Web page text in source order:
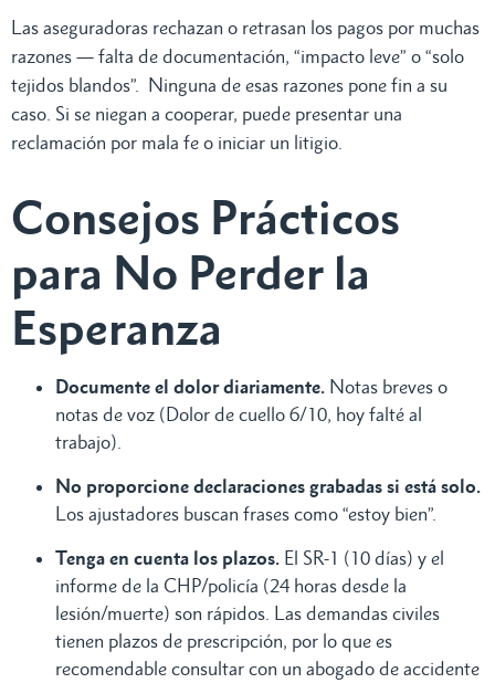
Las aseguradoras rechazan o retrasan los pagos por muchas
razones — falta de documentación, “impacto leve” o “solo
tejidos blandos”. Ninguna de esas razones pone fin a su
caso. Si se niegan a cooperar, puede presentar una
reclamación por mala fe o iniciar un litigio.
Consejos Prácticos
para No Perder la
Esperanza
Documente el dolor diariamente. Notas breves o
notas de voz (Dolor de cuello 6/10, hoy falté al
trabajo).
No proporcione declaraciones grabadas si está solo.
Los ajustadores buscan frases como “estoy bien”.
Tenga en cuenta los plazos. El SR-1 (10 días) y el
informe de la CHP/policía (24 horas desde la
lesión/muerte) son rápidos. Las demandas civiles
tienen plazos de prescripción, por lo que es
recomendable consultar con un abogado de accidente